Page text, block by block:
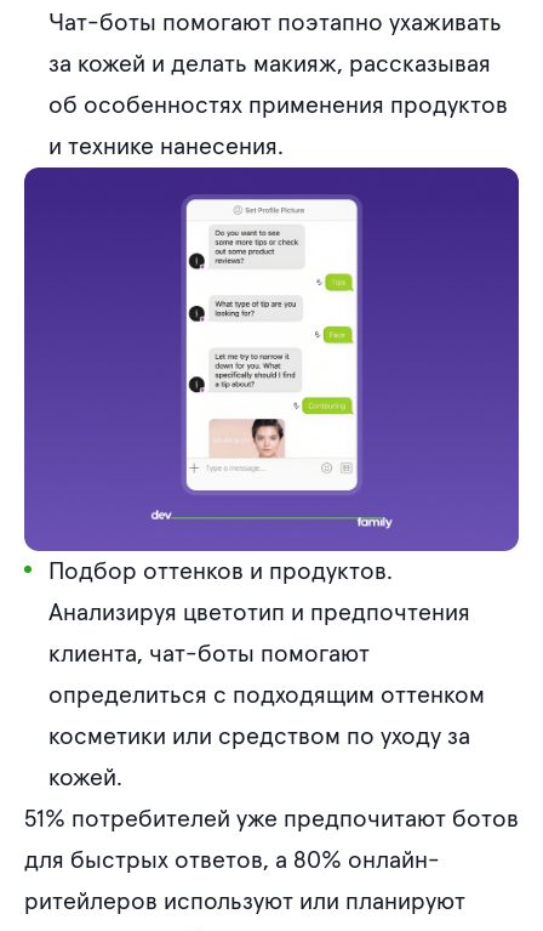
Чат-боты помогают поэтапно ухаживать
за кожей и делать макияж, рассказывая
об особенностях применения продуктов
и технике нанесения.
Подбор оттенков и продуктов.
Анализируя цветотип и предпочтения
клиента, чат-боты помогают
определиться с подходящим оттенком
косметики или средством по уходу за
кожей.
51% потребителей уже предпочитают ботов
для быстрых ответов, а 80% онлайн-
ритейлеров используют или планируют